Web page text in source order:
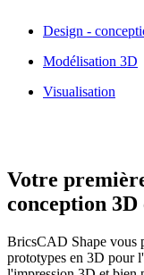
Design -
Modélisation 3D
Visualisation
Votre
conception
BricsCAD Shape vous
prototypes en 3D pour